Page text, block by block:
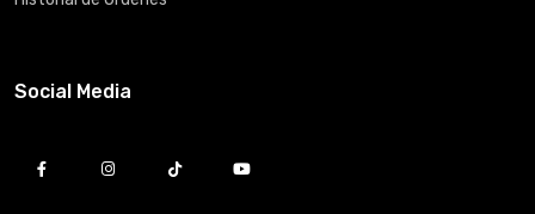
Social Media